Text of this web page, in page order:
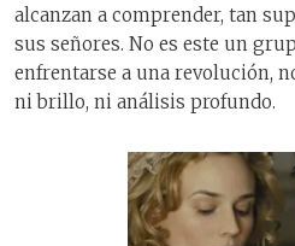
alcanzan a comprender, tan
sus señores. No es este un
enfrentarse a una revolución,
ni brillo, ni análisis profundo.